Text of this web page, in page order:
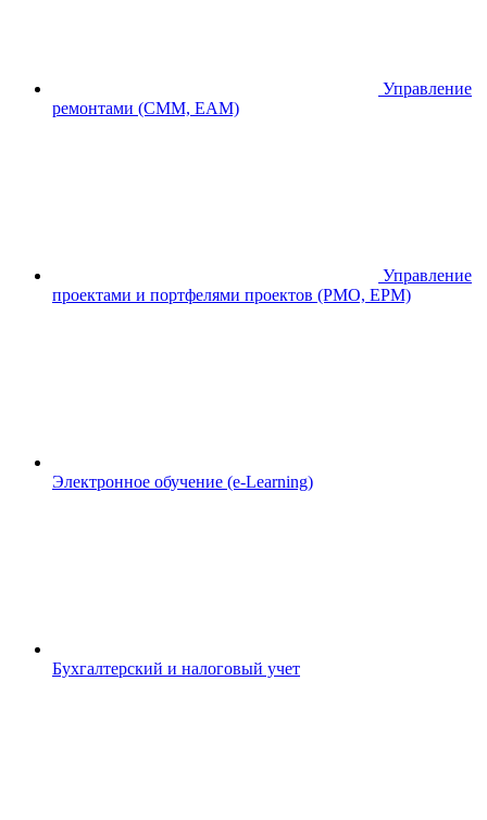
Управление
ремонтами (CMM, EAM)
Управление
проектами и портфелями проектов (PMO, EPM)
Электронное обучение (e-Learning)
Бухгалтерский и налоговый учет